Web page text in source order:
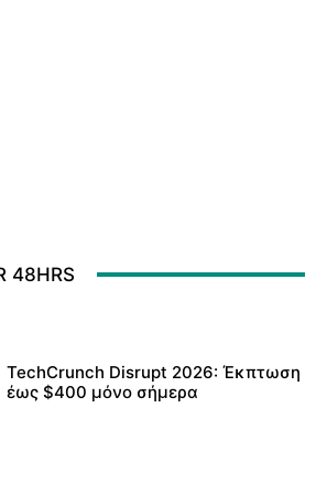
48HRS
TechCrunch Disrupt 2026: Έκπτωση
έως $400 μόνο σήμερα